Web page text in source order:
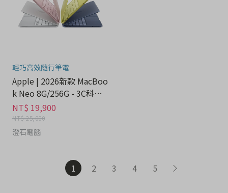
輕巧高效隨行筆電
Apple | 2026新款 MacBoo
k Neo 8G/256G - 3C科技
分期
NT$ 19,900
NT$ 25,000
澄石電腦
1 2 3 4 5